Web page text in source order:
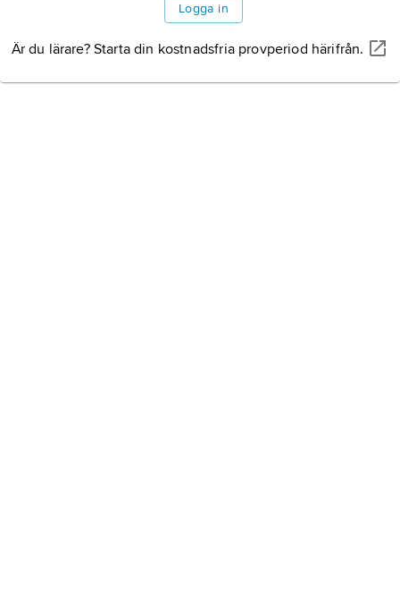
Logga in
Är du lärare? Starta din kostnadsfria provperiod härifrån.